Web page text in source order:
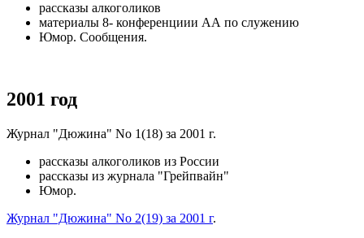
рассказы алкоголиков
материалы 8- конференциии АА по служению
Юмор. Сообщения.
2001 год
Журнал "Дюжина" No 1(18) за 2001 г.
рассказы алкоголиков из России
рассказы из журнала "Грейпвайн"
Юмор.
Журнал "Дюжина" No 2(19) за 2001 г.